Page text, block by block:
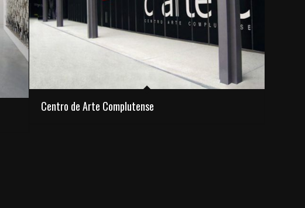
Centro de Arte Complutense